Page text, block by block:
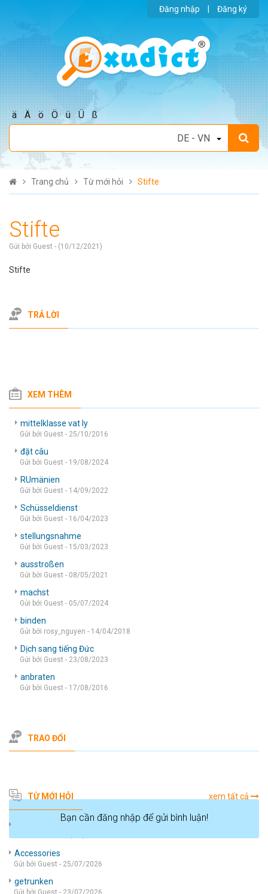
Đăng nhập Đăng ký
ä Ä ö Ö ü Ü ß
Trang chủ Từ mới hỏi Stifte
Stifte
Gửi bởi Guest - (10/12/2021)
Stifte
TRẢ LỜI
XEM THÊM
mittelklasse vat ly
Gửi bởi Guest - 25/10/2016
đặt câu
Gửi bởi Guest - 19/08/2024
RUmänien
Gửi bởi Guest - 14/09/2022
Schüsseldienst
Gửi bởi Guest - 16/04/2023
stellungsnahme
Gửi bởi Guest - 15/03/2023
ausstroßen
Gửi bởi Guest - 08/05/2021
machst
Gửi bởi Guest - 05/07/2024
binden
Gửi bởi rosy_nguyen - 14/04/2018
Dịch sang tiếng Đức
Gửi bởi Guest - 23/08/2023
anbraten
Gửi bởi Guest - 17/08/2016
TRAO ĐỔI
Bạn cần đăng nhập để gửi bình luận!
TỪ MỚI HỎI xem tất cả
Accessories
Gửi bởi Guest - 25/07/2026
getrunken
Gửi bởi Guest - 23/07/2026